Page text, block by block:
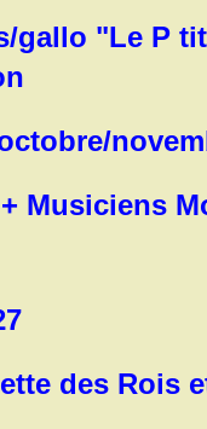
gallo "Le P
Musiciens
des Rois